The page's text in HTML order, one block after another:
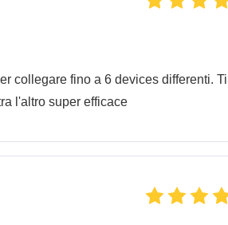
collegare fino a 6 devices differenti. Ti
l'altro super efficace